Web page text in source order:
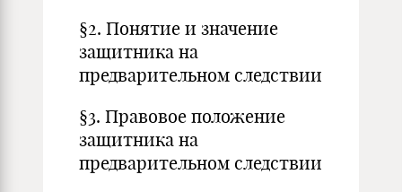
§2. Понятие и значение
защитника на
предварительном следствии
§3. Правовое положение
защитника на
предварительном следствии